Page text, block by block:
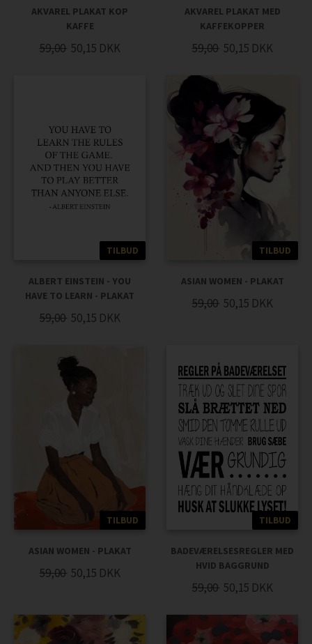
AKVAREL PLAKAT KOP
KAFFE
59,00 50,15 DKK
AKVAREL PLAKAT MED
KAFFEKOPPER
59,00 50,15 DKK
TILBUD
ALBERT EINSTEIN - YOU
HAVE TO LEARN - PLAKAT
59,00 50,15 DKK
TILBUD
ASIAN WOMEN - PLAKAT
59,00 50,15 DKK
TILBUD
ASIAN WOMEN - PLAKAT
59,00 50,15 DKK
TILBUD
BADEVÆRELSESREGLER MED
HVID BAGGRUND
59,00 50,15 DKK